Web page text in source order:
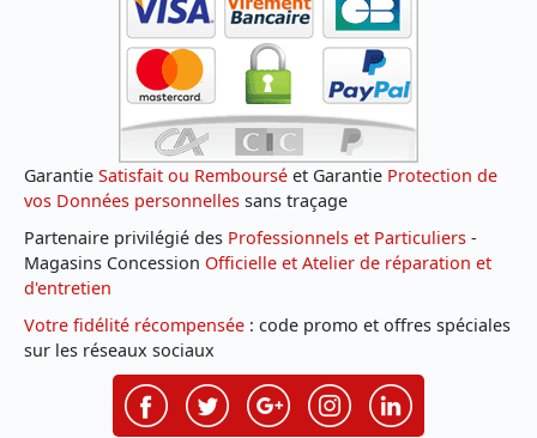
Garantie Satisfait ou Remboursé et Garantie Protection de
vos Données personnelles sans traçage
Partenaire privilégié des Professionnels et Particuliers -
Magasins Concession Officielle et Atelier de réparation et
d'entretien
Votre fidélité récompensée : code promo et offres spéciales
sur les réseaux sociaux